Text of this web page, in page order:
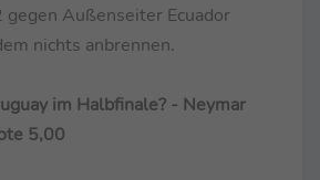
Außenseiter Ecuador
nichts anbrennen.
im Halbfinale? - Neymar
5,00